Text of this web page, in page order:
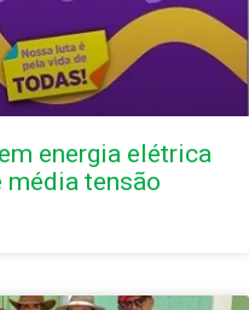
energia elétrica
tensão